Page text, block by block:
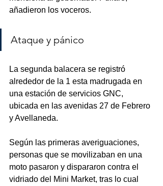
añadieron los voceros.
Ataque y pánico
La segunda balacera se registró
alrededor de la 1 esta madrugada en
una estación de servicios GNC,
ubicada en las avenidas 27 de Febrero
y Avellaneda.
Según las primeras averiguaciones,
personas que se movilizaban en una
moto pasaron y dispararon contra el
vidriado del Mini Market, tras lo cual